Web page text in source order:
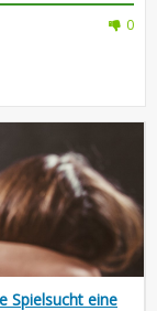
0
Spielsucht eine